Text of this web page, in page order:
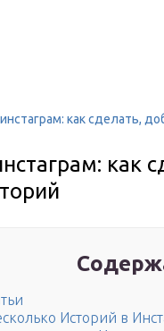
как сделать,
как
Историй в